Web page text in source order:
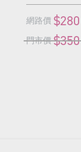
網路價 $280
門市價 $350